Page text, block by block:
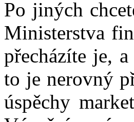
Po jiných
Ministerstva
přecházíte je,
to je nerovný
úspěchy